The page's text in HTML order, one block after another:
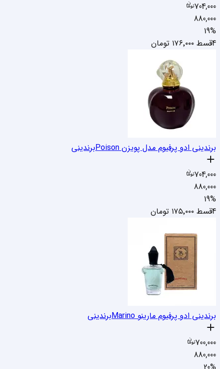
704,000
880,000
19%
4قسط
۱۷۶٬۰۰۰ تومان
برندینی ادو پرفیوم مدل پویزن Poison برندینی
704,000
880,000
19%
4قسط
۱۷۵٬۰۰۰ تومان
برندینی ادو پرفیوم مارینو Marino برندینی
700,000
880,000